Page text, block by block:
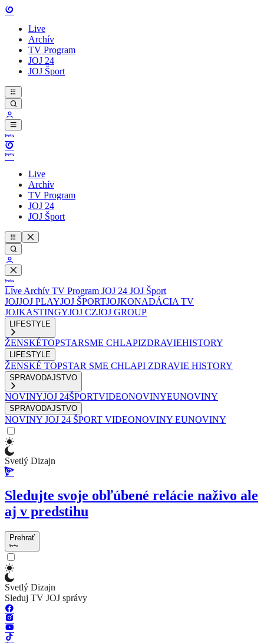
Live
Archív
TV Program
JOJ 24
JOJ Šport
Live
Archív
TV Program
JOJ 24
JOJ Šport
Live Archív TV Program JOJ 24 JOJ Šport
JOJJOJ PLAYJOJ ŠPORTJOJKONADÁCIA TV
JOJKASTINGYJOJ CZJOJ GROUP
LIFESTYLE
ŽENSKÉTOPSTARSME CHLAPIZDRAVIEHISTORY
LIFESTYLE
ŽENSKÉ TOPSTAR SME CHLAPI ZDRAVIE HISTORY
SPRAVODAJSTVO
NOVINYJOJ 24ŠPORTVIDEONOVINYEUNOVINY
SPRAVODAJSTVO
NOVINY JOJ 24 ŠPORT VIDEONOVINY EUNOVINY
Svetlý Dizajn
Sledujte svoje obľúbené relácie naživo ale
aj v predstihu
Prehrať
Svetlý Dizajn
Sleduj TV JOJ správy